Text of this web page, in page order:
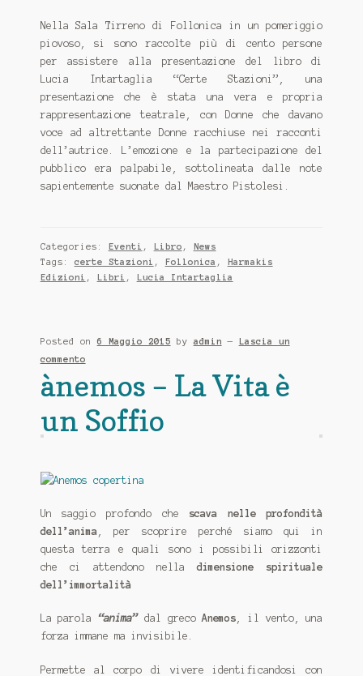
Nella Sala Tirreno di Follonica in un pomeriggio
piovoso, si sono raccolte più di cento persone
per assistere alla presentazione del libro di
Lucia Intartaglia “Certe Stazioni”, una
presentazione che è stata una vera e propria
rappresentazione teatrale, con Donne che davano
voce ad altrettante Donne racchiuse nei racconti
dell’autrice. L’emozione e la partecipazione del
pubblico era palpabile, sottolineata dalle note
sapientemente suonate dal Maestro Pistolesi.
Categories: Eventi , Libro , News
Tags: certe Stazioni , Follonica , Harmakis
Edizioni , Libri , Lucia Intartaglia
Posted on 6 Maggio 2015 by admin — Lascia un
commento
ànemos – La Vita è
un Soffio
Un saggio profondo che scava nelle profondità
dell’anima , per scoprire perché siamo qui in
questa terra e quali sono i possibili orizzonti
che ci attendono nelladimensione spirituale
dell’immortalità
La parola“anima”dal grecoAnemos , il vento, una
forza immane ma invisibile.
Permette al corpo di vivere identificandosi con